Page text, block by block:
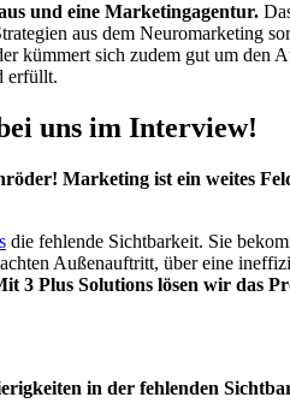
und eine Marketingagentur.
aus dem Neuromarketing
kümmert sich zudem gut um
erfüllt.
uns im Interview!
Marketing ist ein weites
die fehlende Sichtbarkeit. Sie
Außenauftritt, über eine
3 Plus Solutions lösen wir das
in der fehlenden